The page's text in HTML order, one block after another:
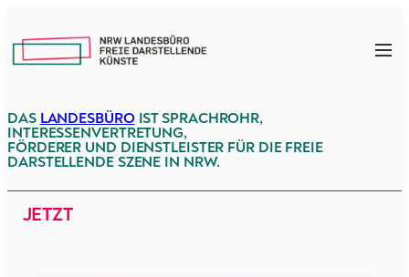
Inhalt
springen
NRW
DAS LANDESBÜROIST SPRACHROHR,
INTERESSENVERTRETUNG,
FÖRDERER UND DIENSTLEISTER FÜR DIE FREIE
DARSTELLENDE SZENE IN NRW.
JETZT